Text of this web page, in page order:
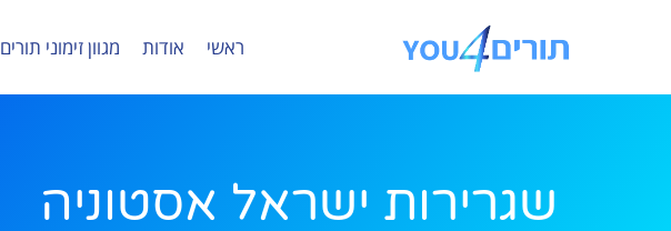
ראשי אודות מגוון זימוני תורים
שגרירות ישראל אסטוניה